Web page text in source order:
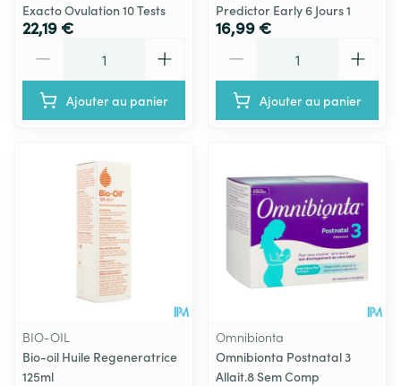
Exacto Ovulation 10 Tests
22,19 €
Ajouter au panier
Predictor Early 6 Jours 1
16,99 €
Ajouter au panier
BIO-OIL
Bio-oil Huile Regeneratrice
125ml
Omnibionta
Omnibionta Postnatal 3
Allait.8 Sem Comp